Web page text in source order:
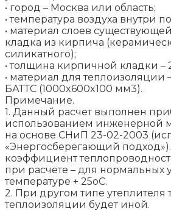
• город – Москва или область;
• температура воздуха внутри
• материал слоев
кладка из кирпича
силикатного);
• толщина кирпичной кладки –
• материал для
БАТТС (1000x600x100 мм3).
Примечание.
1. Данный расчет выполнен
использованием инженерной
на основе СНиП 23-02-2003
«Энергосберегающий
коэффициент
при расчете – для нормальных
температуре + 25оС.
2. При другом типе утеплителя
теплоизоляции будет иной.